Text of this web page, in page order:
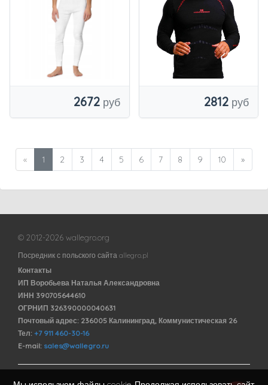
2672 2812
« 1 2 3 4 5 6 7 8 9 10 »
© 2012-2026 wallegro.org
Посредник с польского сайта allegro.pl
Контакты
ИП Воробьева Наталья Александровна
ИНН 390705644610
ОГРНИП 326390000040631
Почтовый адрес: 236005 Калининград, Коммунистическая 26
Тел: +7 911 460-30-16
E-mail: sales@wallegro.ru